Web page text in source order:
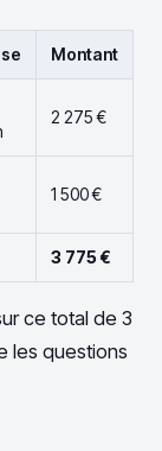
Montant
2 275 €
1 500 €
3 775 €
ce total de 3
les questions